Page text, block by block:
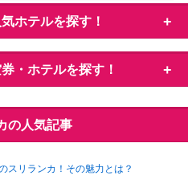
気ホテルを探す！
・ホテルを探す！
の人気記事
スリランカ！その魅力とは？